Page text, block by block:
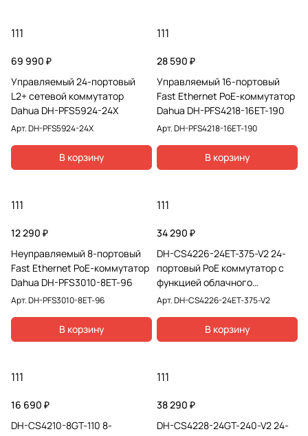
111
69 990 ₽
Управляемый 24-портовый
L2+ сетевой коммутатор
Dahua DH-PFS5924-24X
Арт.DH-PFS5924-24X
В корзину
111
28 590 ₽
Управляемый 16-портовый
Fast Ethernet РоЕ-коммутатор
Dahua DH-PFS4218-16ET-190
Арт.DH-PFS4218-16ET-190
В корзину
111
12 290 ₽
Неуправляемый 8-портовый
Fast Ethernet PoE-коммутатор
Dahua DH-PFS3010-8ET-96
Арт.DH-PFS3010-8ET-96
В корзину
111
34 290 ₽
DH-CS4226-24ET-375-V2 24-
портовый PoE коммутатор с
функцией облачного
управления
Арт.DH-CS4226-24ET-375-V2
В корзину
111
16 690 ₽
DH-CS4210-8GT-110 8-
111
38 290 ₽
DH-CS4228-24GT-240-V2 24-